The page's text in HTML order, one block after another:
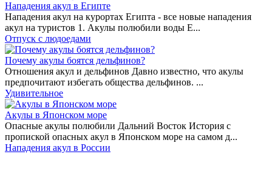
Нападения акул в Египте
Нападения акул на курортах Египта - все новые нападения
акул на туристов 1. Акулы полюбили воды Е...
Отпуск с людоедами
Почему акулы боятся дельфинов?
Отношения акул и дельфинов Давно известно, что акулы
предпочитают избегать общества дельфинов. ...
Удивительное
Акулы в Японском море
Опасные акулы полюбили Дальний Восток История с
пропиской опасных акул в Японском море на самом д...
Нападения акул в России